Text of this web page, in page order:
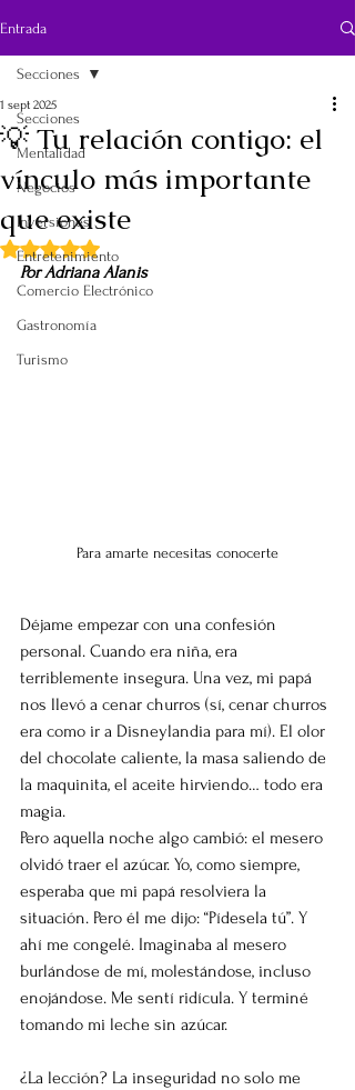
Entrada
Secciones
Mentalidad
Negocios
Inversiones
Entretenimiento
Comercio Electrónico
Gastronomía
Turismo
Secciones
💡 Tu relación contigo: el
vínculo más importante
que existe
1 sept 2025
Obtuvo NaN de 5 estrellas.
Por Adriana Alanis
Para amarte necesitas conocerte
Déjame empezar con una confesión
personal. Cuando era niña, era
terriblemente insegura. Una vez, mi papá
nos llevó a cenar churros (sí, cenar churros
era como ir a Disneylandia para mí). El olor
del chocolate caliente, la masa saliendo de
la maquinita, el aceite hirviendo… todo era
magia.
Pero aquella noche algo cambió: el mesero
olvidó traer el azúcar. Yo, como siempre,
esperaba que mi papá resolviera la
situación. Pero él me dijo: “Pídesela tú”. Y
ahí me congelé. Imaginaba al mesero
burlándose de mí, molestándose, incluso
enojándose. Me sentí ridícula. Y terminé
tomando mi leche sin azúcar.
¿La lección? La inseguridad no solo me